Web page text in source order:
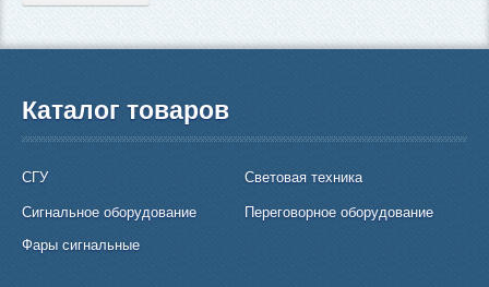
Каталог товаров
СГУ Световая техника
Сигнальное оборудование
Переговорное оборудование
Фары сигнальные